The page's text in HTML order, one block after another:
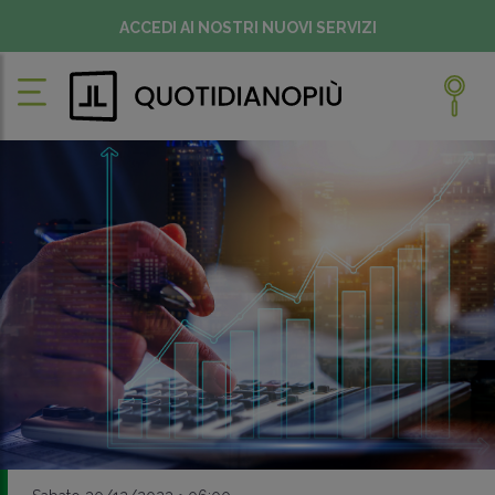
ACCEDI AI NOSTRI NUOVI SERVIZI